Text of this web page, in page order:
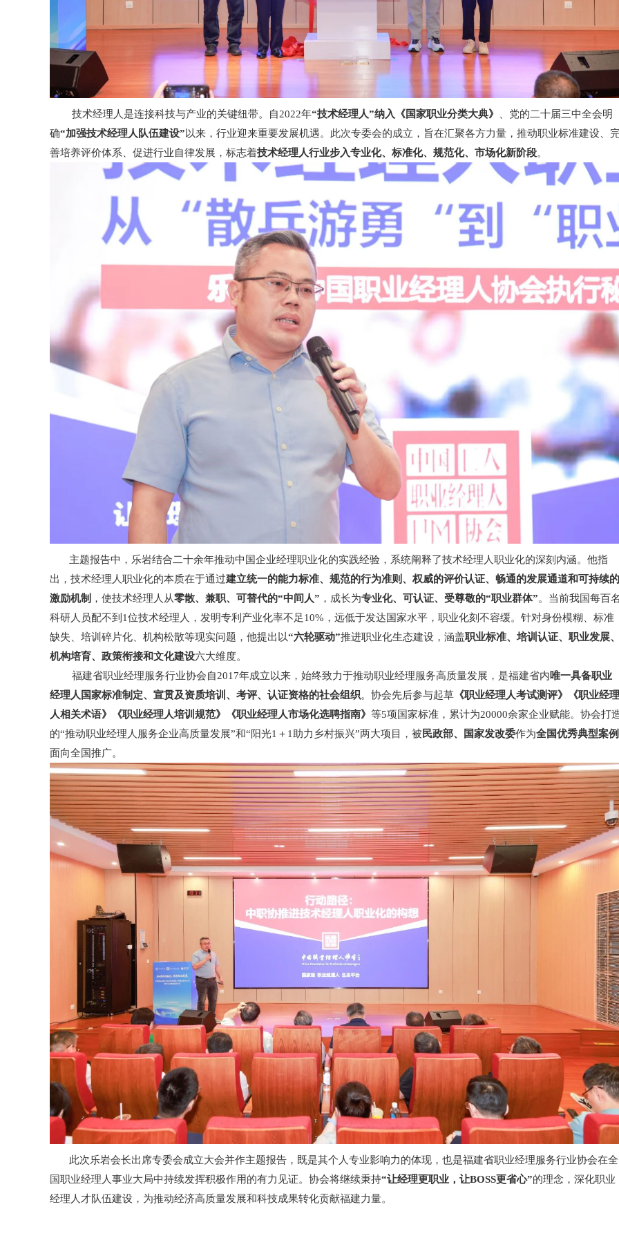
技术经理人是连接科技与产业的关键纽带。自2022年“技术经理人”纳入《国家职业分类大典》
、党的二十届三中全会明
确“加强技术经理人队伍建设”以来，行业迎来重要发展机遇。此次专委会的成立，旨在汇聚各方力量，推动职业标准建设、
善培养评价体系、促进行业自律发展，标志着技术经理人行业步入专业化、标准化、规范化、市场化新阶段。
主题报告中，乐岩结合二十余年推动中国企业经理职业化的实践经验，系统阐释了技术经理人职业化的深刻内涵。他指
出，技术经理人职业化的本质在于通过建立统一的能力标准、规范的行为准则、权威的评价认证、畅通的发展通道和可持续的
激励机制 ，使技术经理人从零散、兼职、可替代的“中间人” ，成长为专业化、可认证、受尊敬的“职业群体”。当前我国每百
科研人员配不到1位技术经理人，发明专利产业化率不足10%，远低于发达国家水平，职业化刻不容缓。针对身份模糊、标准
缺失、培训碎片化、机构松散等现实问题，他提出以“六轮驱动”推进职业化生态建设，涵盖职业标准、培训认证、职业发展
机构培育、政策衔接和文化建设六大维度。
福建省职业经理服务行业协会自2017年成立以来，始终致力于推动职业经理服务高质量发展，是福建省内唯一具备职业
经理人国家标准制定、宣贯及资质培训、考评、认证资格的社会组织。协会先后参与起草 《职业经理人考试测评》《职业经理
人相关术语》《职业经理人培训规范》《职业经理人市场化选聘指南》 等5项国家标准，累计为20000余家企业赋能。协会打
的“推动职业经理人服务企业高质量发展”和“阳光1＋1助力乡村振兴”两大项目，被 民政部、国家发改委作为全国优秀典型案例
面向全国推广。
此次乐岩会长出席专委会成立大会并作主题报告，既是其个人专业影响力的体现，也是福建省职业经理服务行业协会在全
国职业经理人事业大局中持续发挥积极作用的有力见证。协会将继续秉持“让经理更职业，让BOSS更省心”的理念，深化职业
经理人才队伍建设，为推动经济高质量发展和科技成果转化贡献福建力量。